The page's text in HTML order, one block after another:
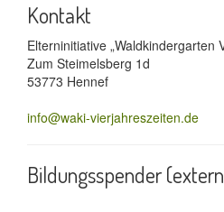
Kontakt
Elterninitiative „Waldkindergarten
Zum Steimelsberg 1d
53773 Hennef
info@waki-vierjahreszeiten.de
Bildungsspender